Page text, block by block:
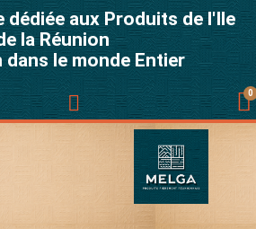
aux Produits de l'Ile
la Réunion
dans le monde Entier